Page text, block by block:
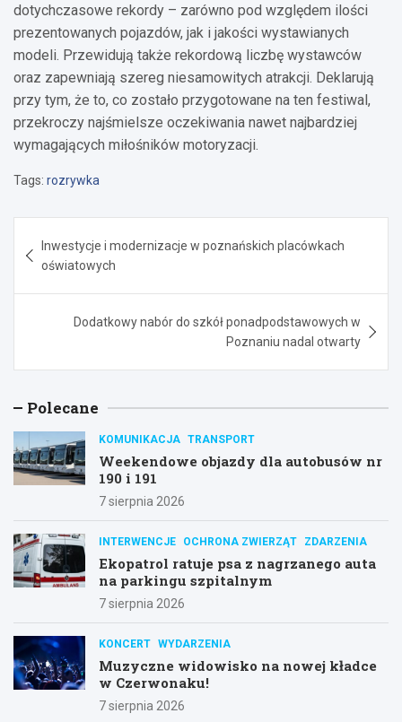
dotychczasowe rekordy – zarówno pod względem ilości
prezentowanych pojazdów, jak i jakości wystawianych
modeli. Przewidują także rekordową liczbę wystawców
oraz zapewniają szereg niesamowitych atrakcji. Deklarują
przy tym, że to, co zostało przygotowane na ten festiwal,
przekroczy najśmielsze oczekiwania nawet najbardziej
wymagających miłośników motoryzacji.
Tags: rozrywka
wpisu
Inwestycje i modernizacje w poznańskich placówkach
oświatowych
Dodatkowy nabór do szkół ponadpodstawowych w
Poznaniu nadal otwarty
Polecane
KOMUNIKACJA TRANSPORT
Weekendowe objazdy dla autobusów nr
190 i 191
7 sierpnia 2026
INTERWENCJE OCHRONA ZWIERZĄT ZDARZENIA
Ekopatrol ratuje psa z nagrzanego auta
na parkingu szpitalnym
7 sierpnia 2026
KONCERT WYDARZENIA
Muzyczne widowisko na nowej kładce
w Czerwonaku!
7 sierpnia 2026